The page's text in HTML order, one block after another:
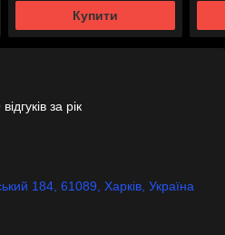
Купити
за рік
184, 61089, Харків, Україна